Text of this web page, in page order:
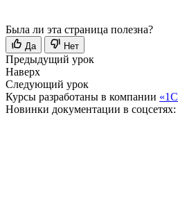
Была ли эта страница полезна?
Да Нет
Предыдущий урок
Наверх
Следующий урок
Курсы разработаны в компании
Новинки документации в соцсетях: